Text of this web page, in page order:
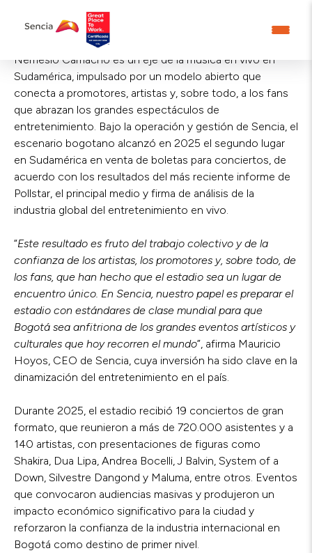
Bogotá, Colombia, 21 de enero de 2026 –
Nemesio Camacho es un eje de la música en vivo en
Sudamérica, impulsado por un modelo abierto que
conecta a promotores, artistas y, sobre todo, a los fans
que abrazan los grandes espectáculos de
entretenimiento. Bajo la operación y gestión de Sencia, el
escenario bogotano alcanzó en 2025 el segundo lugar
en Sudamérica en venta de boletas para conciertos, de
acuerdo con los resultados del más reciente informe de
Pollstar, el principal medio y firma de análisis de la
industria global del entretenimiento en vivo.
“Este resultado es fruto del trabajo colectivo y de la
confianza de los artistas, los promotores y, sobre todo, de
los fans, que han hecho que el estadio sea un lugar de
encuentro único. En Sencia, nuestro papel es preparar el
estadio con estándares de clase mundial para que
Bogotá sea anfitriona de los grandes eventos artísticos y
culturales que hoy recorren el mundo”, afirma Mauricio
Hoyos, CEO de Sencia, cuya inversión ha sido clave en la
dinamización del entretenimiento en el país.
Durante 2025, el estadio recibió 19 conciertos de gran
formato, que reunieron a más de 720.000 asistentes y a
140 artistas, con presentaciones de figuras como
Shakira, Dua Lipa, Andrea Bocelli, J Balvin, System of a
Down, Silvestre Dangond y Maluma, entre otros. Eventos
que convocaron audiencias masivas y produjeron un
impacto económico significativo para la ciudad y
reforzaron la confianza de la industria internacional en
Bogotá como destino de primer nivel.